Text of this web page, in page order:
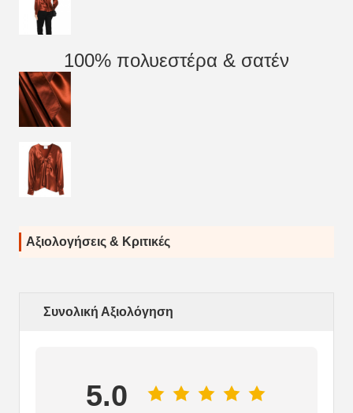
100% πολυεστέρα & σατέν
Αξιολογήσεις & Κριτικές
Συνολική Αξιολόγηση
5.0